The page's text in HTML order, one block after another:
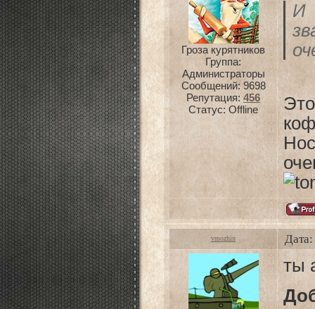
Гроза курятников
Группа:
Администраторы
Сообщений:9698
Репутация: 456
Статус: Offline
И
vmozhin
ты